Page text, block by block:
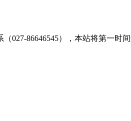
027-86646545），本站将第一时间